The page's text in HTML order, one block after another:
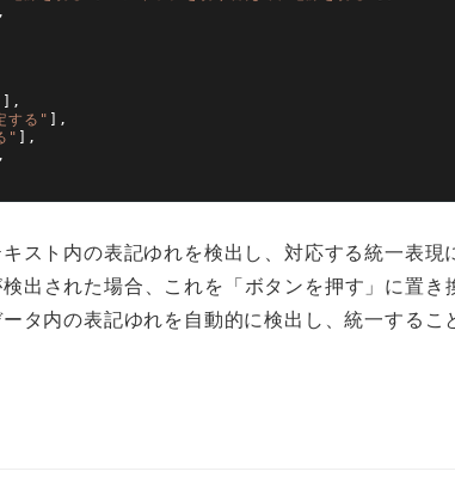
,
,
する"
,
"
,
,
スト内の表記ゆれを検出し、対応する統一表現
出された場合、これを「ボタンを押す」に置き
タ内の表記ゆれを自動的に検出し、統一するこ